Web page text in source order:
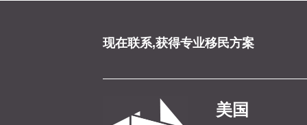
现在联系,获得专业移民方案
美国